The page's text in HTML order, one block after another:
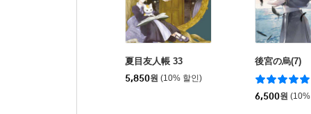
夏目友人帳 33
5,850원 (10% 할인)
後宮の烏(7)
6,500원